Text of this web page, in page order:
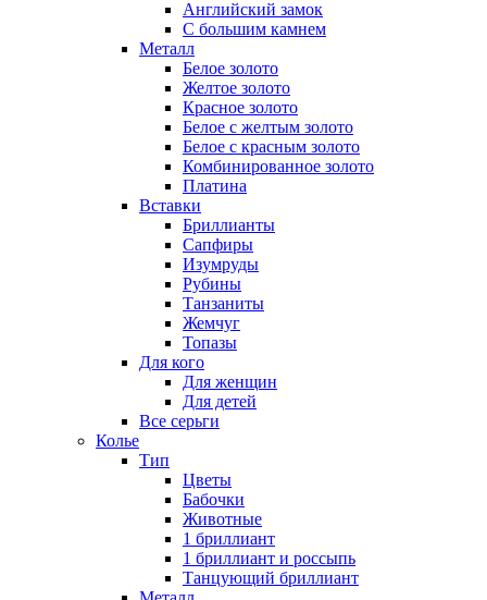
Английский замок
С большим камнем
Металл
Белое золото
Желтое золото
Красное золото
Белое с желтым золото
Белое с красным золото
Комбинированное золото
Платина
Вставки
Бриллианты
Сапфиры
Изумруды
Рубины
Танзаниты
Жемчуг
Топазы
Для кого
Для женщин
Для детей
Все серьги
Колье
Тип
Цветы
Бабочки
Животные
1 бриллиант
1 бриллиант и россыпь
Танцующий бриллиант